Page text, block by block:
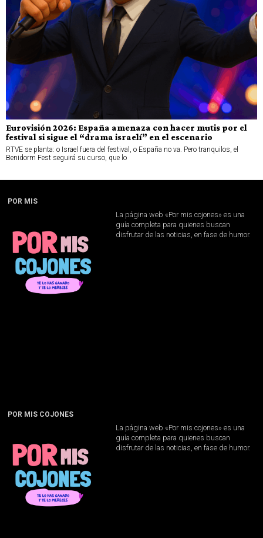
Eurovisión 2026: España amenaza con hacer mutis por el
festival si sigue el “drama israelí” en el escenario
RTVE se planta: o Israel fuera del festival, o España no va. Pero tranquilos, el
Benidorm Fest seguirá su curso, que lo
POR MIS
La página web «Por mis cojones» es una
guía completa para quienes buscan
disfrutar de las noticias, en fase de humor.
POR MIS COJONES
La página web «Por mis cojones» es una
guía completa para quienes buscan
disfrutar de las noticias, en fase de humor.